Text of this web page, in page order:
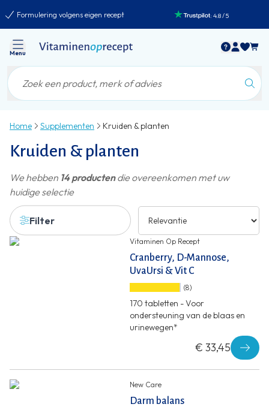
Formulering volgens eigen recept :4.8/5
Menu
Home Supplementen Kruiden & planten
Kruiden & planten
We hebben 14 productendie overeenkomen met uw
huidige selectie
Filter
Vitaminen Op Recept
Cranberry, D-Mannose,
UvaUrsi & Vit C
(8)
170 tabletten - Voor
ondersteuning van de blaas en
urinewegen*
€ 33,45
New Care
Darm balans